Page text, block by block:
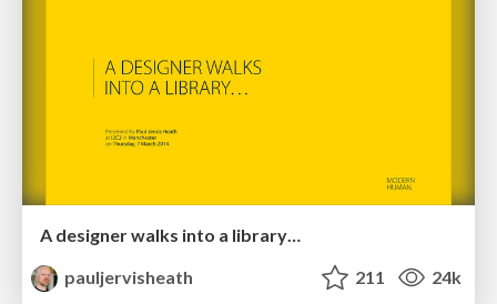
A designer walks into a library…
pauljervisheath
211 24k